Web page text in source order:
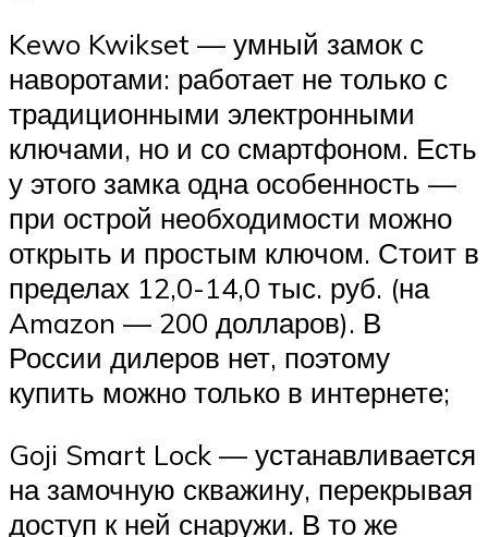
Kewo Kwikset — умный замок с
наворотами: работает не только с
традиционными электронными
ключами, но и со смартфоном. Есть
у этого замка одна особенность —
при острой необходимости можно
открыть и простым ключом. Стоит в
пределах 12,0-14,0 тыс. руб. (на
Amazon — 200 долларов). В
России дилеров нет, поэтому
купить можно только в интернете;
Goji Smart Lock — устанавливается
на замочную скважину, перекрывая
доступ к ней снаружи. В то же